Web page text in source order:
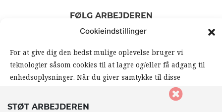
Cookieindstillinger
For at give dig den bedst mulige oplevelse bruger vi
teknologier såsom cookies til at lagre og/eller få adgang til
enhedsoplysninger. Når du giver samtykke til disse
teknologier, giver du os mulighed for at behandle data såsom
din browseradfærd eller unikke ID’er på dette website. Hvis
STØT ARBEJDEREN
FØLG ARBEJDEREN
| |